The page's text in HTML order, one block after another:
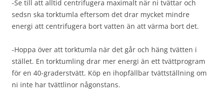
-Se till att alltid centrifugera maximalt när ni tvättar och
sedsn ska torktumla eftersom det drar mycket mindre
energi att centrifugera bort vatten än att värma bort det.
-Hoppa över att torktumla när det går och häng tvätten i
stället. En torktumling drar mer energi än ett tvättprogram
för en 40-graderstvätt. Köp en ihopfällbar tvättställning om
ni inte har tvättlinor någonstans.